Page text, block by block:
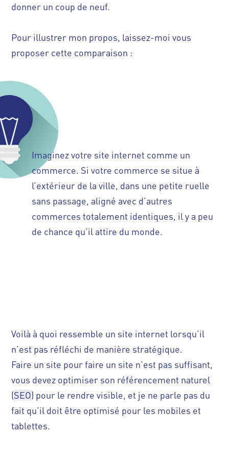
donner un coup de neuf.
Pour illustrer mon propos, laissez-moi vous
proposer cette comparaison :
Imaginez votre site internet comme un
commerce. Si votre commerce se situe à
l’extérieur de la ville, dans une petite ruelle
sans passage, aligné avec d’autres
commerces totalement identiques, il y a peu
de chance qu’il attire du monde.
Voilà à quoi ressemble un site internet lorsqu’il
n’est pas réfléchi de manière stratégique.
Faire un site pour faire un site n’est pas suffisant,
vous devez optimiser son référencement naturel
(SEO) pour le rendre visible, et je ne parle pas du
fait qu’il doit être optimisé pour les mobiles et
tablettes.